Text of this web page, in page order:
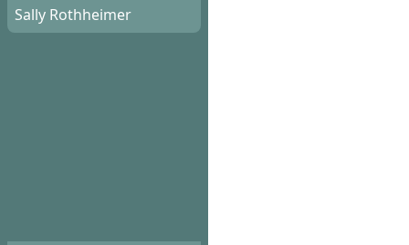
Sally Rothheimer